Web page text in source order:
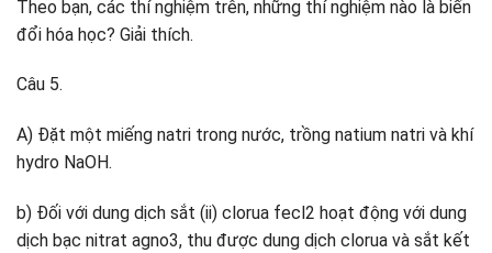
Theo bạn, các thí nghiệm trên, những thí nghiệm nào là biến
đổi hóa học? Giải thích.
Câu 5.
A) Đặt một miếng natri trong nước, trồng natium natri và khí
hydro NaOH.
b) Đối với dung dịch sắt (ii) clorua fecl2 hoạt động với dung
dịch bạc nitrat agno3, thu được dung dịch clorua và sắt kết